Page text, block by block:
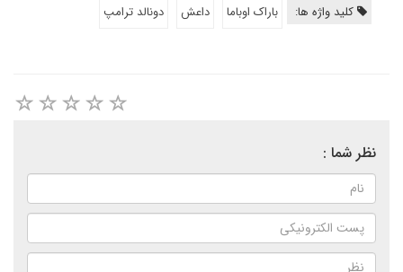
کلید واژه ها: باراک اوباما داعش دونالد ترامپ
نظر شما :